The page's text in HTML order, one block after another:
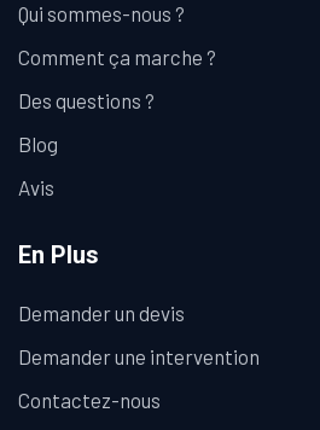
Qui sommes-nous ?
Comment ça marche ?
Des questions ?
Blog
Avis
En Plus
Demander un devis
Demander une intervention
Contactez-nous